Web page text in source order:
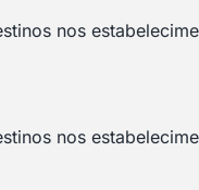
nos
nos